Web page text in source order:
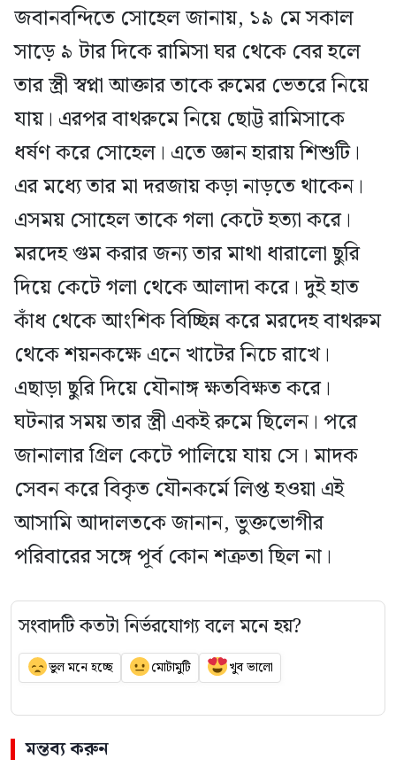
জবানবন্দিতে সোহেল জানায়, ১৯ মে সকাল
সাড়ে ৯ টার দিকে রামিসা ঘর থেকে বের হলে
তার স্ত্রী স্বপ্না আক্তার তাকে রুমের ভেতরে নিয়ে
যায়। এরপর বাথরুমে নিয়ে ছোট্ট রামিসাকে
ধর্ষণ করে সোহেল। এতে জ্ঞান হারায় শিশুটি।
এর মধ্যে তার মা দরজায় কড়া নাড়তে থাকেন।
এসময় সোহেল তাকে গলা কেটে হত্যা করে।
মরদেহ গুম করার জন্য তার মাথা ধারালো ছুরি
দিয়ে কেটে গলা থেকে আলাদা করে। দুই হাত
কাঁধ থেকে আংশিক বিচ্ছিন্ন করে মরদেহ বাথরুম
থেকে শয়নকক্ষে এনে খাটের নিচে রাখে।
এছাড়া ছুরি দিয়ে যৌনাঙ্গ ক্ষতবিক্ষত করে।
ঘটনার সময় তার স্ত্রী একই রুমে ছিলেন। পরে
জানালার গ্রিল কেটে পালিয়ে যায় সে। মাদক
সেবন করে বিকৃত যৌনকর্মে লিপ্ত হওয়া এই
আসামি আদালতকে জানান, ভুক্তভোগীর
পরিবারের সঙ্গে পূর্ব কোন শত্রুতা ছিল না।
সংবাদটি কতটা নির্ভরযোগ্য বলে মনে হয়?
ভুল মনে হচ্ছে মোটামুটি খুব ভালো
মন্তব্য করুন